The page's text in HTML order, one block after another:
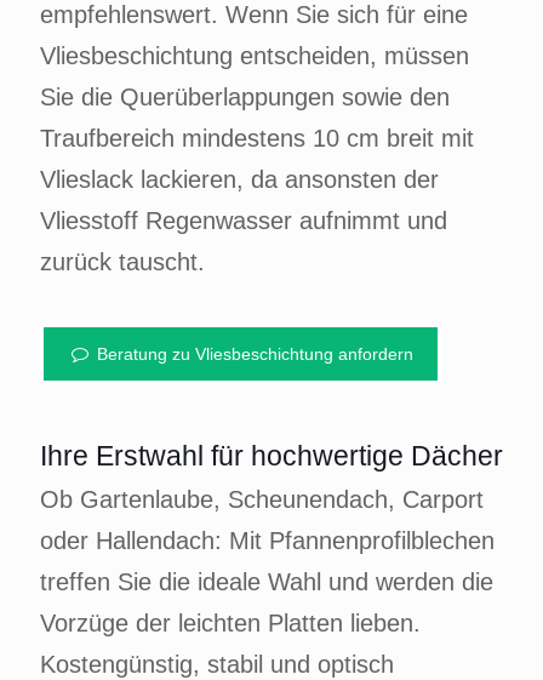
empfehlenswert. Wenn Sie sich für eine
Vliesbeschichtung entscheiden, müssen
Sie die Querüberlappungen sowie den
Traufbereich mindestens 10 cm breit mit
Vlieslack lackieren, da ansonsten der
Vliesstoff Regenwasser aufnimmt und
zurück tauscht.
Beratung zu Vliesbeschichtung anfordern
Ihre Erstwahl für hochwertige Dächer
Ob Gartenlaube, Scheunendach, Carport
oder Hallendach: Mit Pfannenprofilblechen
treffen Sie die ideale Wahl und werden die
Vorzüge der leichten Platten lieben.
Kostengünstig, stabil und optisch